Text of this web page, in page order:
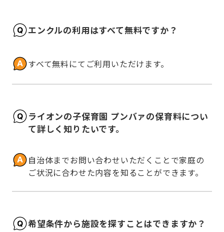
エンクルの利用はすべて無料ですか？
すべて無料にてご利用いただけます。
ライオンの子保育園 プンバァの保育料につい
て詳しく知りたいです。
自治体までお問い合わせいただくことで家庭の
ご状況に合わせた内容を知ることができます。
希望条件から施設を探すことはできますか？